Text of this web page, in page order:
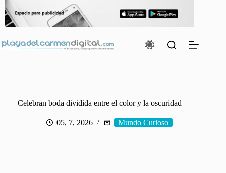
contenido
Celebran boda dividida entre el color y la oscuridad
05, 7, 2026 Mundo Curioso